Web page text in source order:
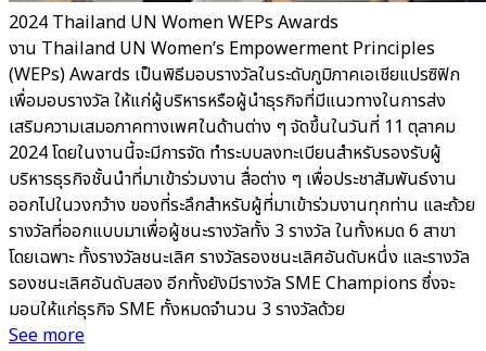
2024 Thailand UN Women WEPs Awards
งาน Thailand UN Women’s Empowerment Principles
(WEPs) Awards เป็นพิธีมอบรางวัลในระดับภูมิภาคเอเชียแปรซิฟิก
เพื่อมอบรางวัล ให้แก่ผู้บริหารหรือผู้นำธุรกิจที่มีแนวทางในการส่ง
เสริมความเสมอภาคทางเพศในด้านต่าง ๆ จัดขึ้นในวันที่ 11 ตุลาคม
2024 โดยในงานนี้จะมีการจัด ทำระบบลงทะเบียนสำหรับรองรับผู้
บริหารธุรกิจชั้นนำที่มาเข้าร่วมงาน สื่อต่าง ๆ เพื่อประชาสัมพันธ์งาน
ออกไปในวงกว้าง ของที่ระลึกสำหรับผู้ที่มาเข้าร่วมงานทุกท่าน และถ้วย
รางวัลที่ออกแบบมาเพื่อผู้ชนะรางวัลทั้ง 3 รางวัล ในทั้งหมด 6 สาขา
โดยเฉพาะ ทั้งรางวัลชนะเลิศ รางวัลรองชนะเลิศอันดับหนึ่ง และรางวัล
รองชนะเลิศอันดับสอง อีกทั้งยังมีรางวัล SME Champions ซึ่งจะ
มอบให้แก่ธุรกิจ SME ทั้งหมดจำนวน 3 รางวัลด้วย
See more